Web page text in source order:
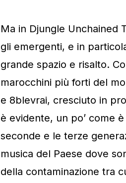
Ma in Djungle Unchained
gli emergenti, e in
grande spazio e risalto.
marocchini più forti del
e 8blevrai, cresciuto in
è evidente, un po’ come
seconde e le terze
musica del Paese dove
della contaminazione tra